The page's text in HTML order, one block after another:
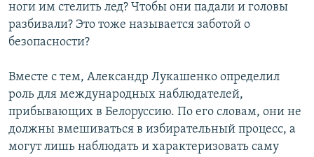
ноги им стелить лед? Чтобы они падали и головы
разбивали? Это тоже называется заботой о
безопасности?
Вместе с тем, Александр Лукашенко определил
роль для международных наблюдателей,
прибывающих в Белоруссию. По его словам, они не
должны вмешиваться в избирательный процесс, а
могут лишь наблюдать и характеризовать саму